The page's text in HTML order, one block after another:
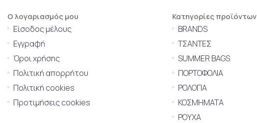
Ο λογαριασμός μου
Είσοδος μέλους
Εγγραφή
Όροι χρήσης
Πολιτική απορρήτου
Πολιτική cookies
Προτιμήσεις cookies
Κατηγορίες προϊόντων
BRANDS
ΤΣΑΝΤΕΣ
SUMMER BAGS
ΠΟΡΤΟΦΟΛΙΑ
ΡΟΛΟΓΙΑ
ΚΟΣΜΗΜΑΤΑ
ΡΟΥΧΑ